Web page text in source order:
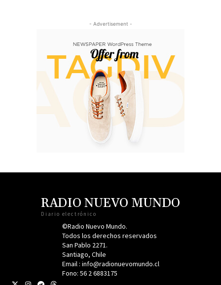
- Advertisement -
RADIO NUEVO MUNDO
Diario electrónico
©Radio Nuevo Mundo.
Todos los derechos reservados
San Pablo 2271.
Santiago, Chile
Email : info@radionuevomundo.cl
Fono: 56 2 6883175